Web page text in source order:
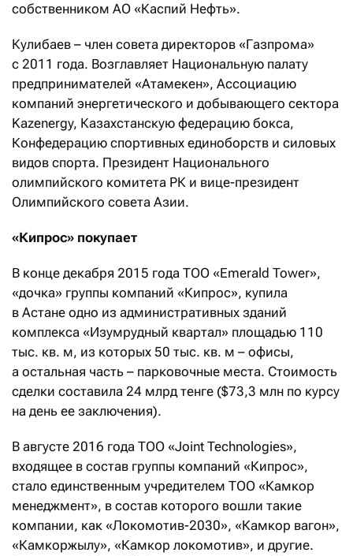
собственником АО «Каспий Нефть».
Кулибаев – член совета директоров «Газпрома»
с 2011 года. Возглавляет Национальную палату
предпринимателей «Атамекен», Ассоциацию
компаний энергетического и добывающего сектора
Kazеnergy, Казахстанскую федерацию бокса,
Конфедерацию спортивных единоборств и силовых
видов спорта. Президент Национального
олимпийского комитета РК и вице-президент
Олимпийского совета Азии.
«Кипрос» покупает
В конце декабря 2015 года ТОО «Emerald Tower»,
«дочка» группы компаний «Кипрос», купила
в Астане одно из административных зданий
комплекса «Изумрудный квартал» площадью 110
тыс. кв. м, из которых 50 тыс. кв. м – офисы,
а остальная часть – парковочные места. Стоимость
сделки составила 24 млрд тенге ($73,3 млн по курсу
на день ее заключения).
В августе 2016 года ТОО «Joint Technologies»,
входящее в состав группы компаний «Кипрос»,
стало единственным учредителем ТОО «Камкор
менеджмент», в состав которого вошли такие
компании, как «Локомотив-2030», «Камкор вагон»,
«Камкоржылу», «Камкор локомотив», и другие.